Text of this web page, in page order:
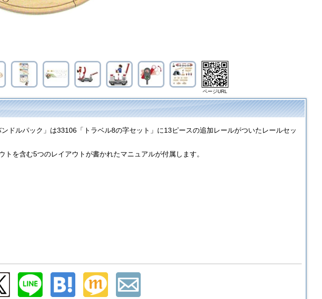
ページURL
ンドルパック」は33106「トラベル8の字セット」に13ピースの追加レールがついたレールセッ
トを含む5つのレイアウトが書かれたマニュアルが付属します。